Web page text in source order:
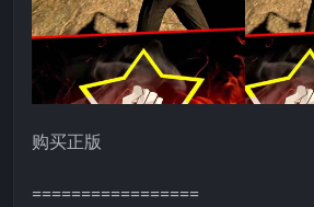
购买正版
=================